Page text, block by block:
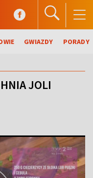
GWIAZDY PORADY
JOLI